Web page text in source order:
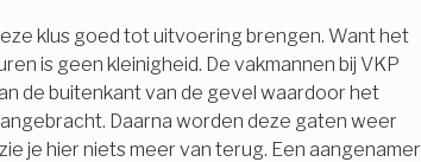
klus goed tot uitvoering brengen. Want het
is geen kleinigheid. De vakmannen bij VKP
de buitenkant van de gevel waardoor het
Daarna worden deze gaten weer
je hier niets meer van terug. Een aangenamer